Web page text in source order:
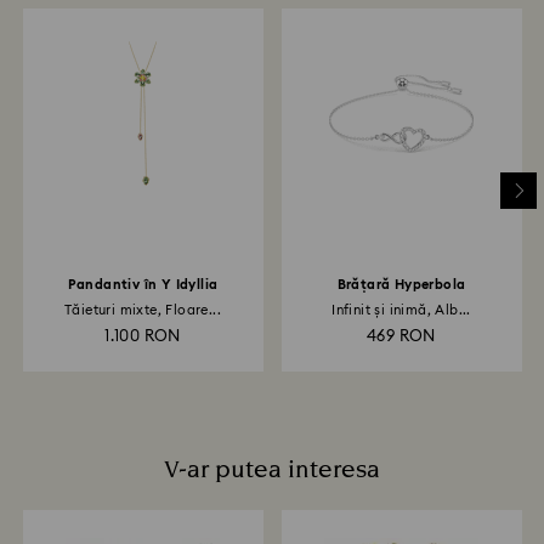
Cât timp durează procesarea retururilor?
După primirea coletului returnat de dvs., îl vom
înregistra și veți primi o notificare prin e-mail odată ce
returul a fost procesat. Transmiterea rambursării va
depinde de normele instituției dvs. financiare și poate
dura până la 3-7 zile lucrătoare pentru ca suma să fie
creditată prin aceeași metodă de plată folosită la
Pandantiv în Y Idyllia
Tăieturi mixte, Floare...
1.100 RON
Brățară Hyperbola
Infinit și inimă, Alb...
469 RON
V-ar putea interesa